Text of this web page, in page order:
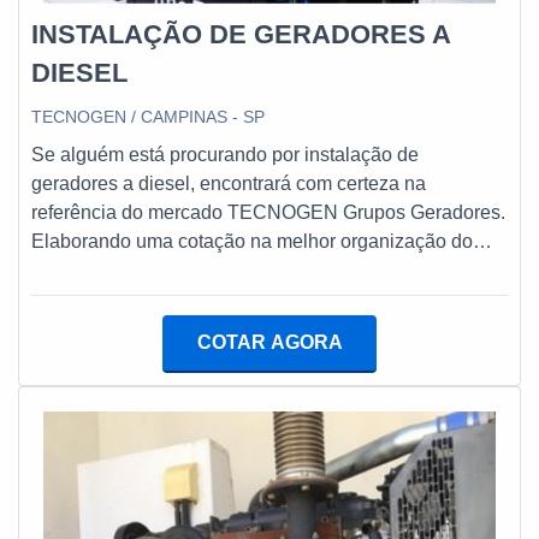
INSTALAÇÃO DE GERADORES A
DIESEL
TECNOGEN / CAMPINAS - SP
Se alguém está procurando por instalação de
geradores a diesel, encontrará com certeza na
referência do mercado TECNOGEN Grupos Geradores.
Elaborando uma cotação na melhor organização do
benefício.UM POUCO MAIS SOBRE INSTALAÇÃO DE
comprometida com os serviços, consegue encontrar o
site da TECNOGEN Grupos Geradores. Com grande
know-how focado em grupos geradores de energia e
locação de geradores, oferecendo o que há de melhor
em tecnologia ao cliente.Discorrendo ainda sobre
instalação de geradores a diesel, é importante buscar
COTAR AGORA